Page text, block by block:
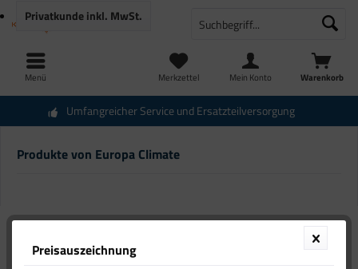
Umfangreicher Service und Ersatzteilversorgung
Warenkorb
Merkzettel Mein Konto
Privatkundeinkl. MwSt.
Menü
Produkte von Europa Climate
Preisauszeichnung